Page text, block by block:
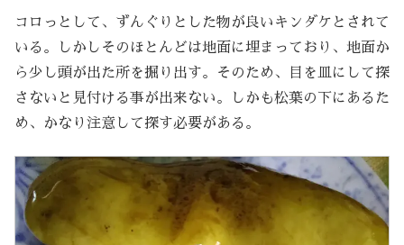
コロっとして、ずんぐりとした物が良いキンダケとされて
いる。しかしそのほとんどは地面に埋まっており、地面か
ら少し頭が出た所を掘り出す。そのため、目を皿にして探
さないと見付ける事が出来ない。しかも松葉の下にあるた
め、かなり注意して探す必要がある。